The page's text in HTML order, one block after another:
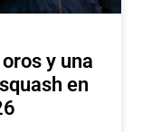
y una
en